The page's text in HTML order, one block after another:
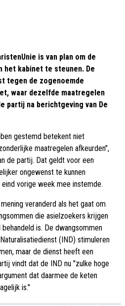
is van plan om de
het kabinet te steunen. De
tegen de zogenoemde
waar dezelfde maatregelen
partij na berichtgeving van De
gestemd betekent niet
maatregelen afkeurden",
de partij. Dat geldt voor een
ongewenst te kunnen
vorige week mee instemde.
veranderd als het gaat om
die asielzoekers krijgen
is. De dwangsommen
(IND) stimuleren
maar de dienst heeft een
vindt dat de IND nu "zulke hoge
dat daarmee de keten
is."